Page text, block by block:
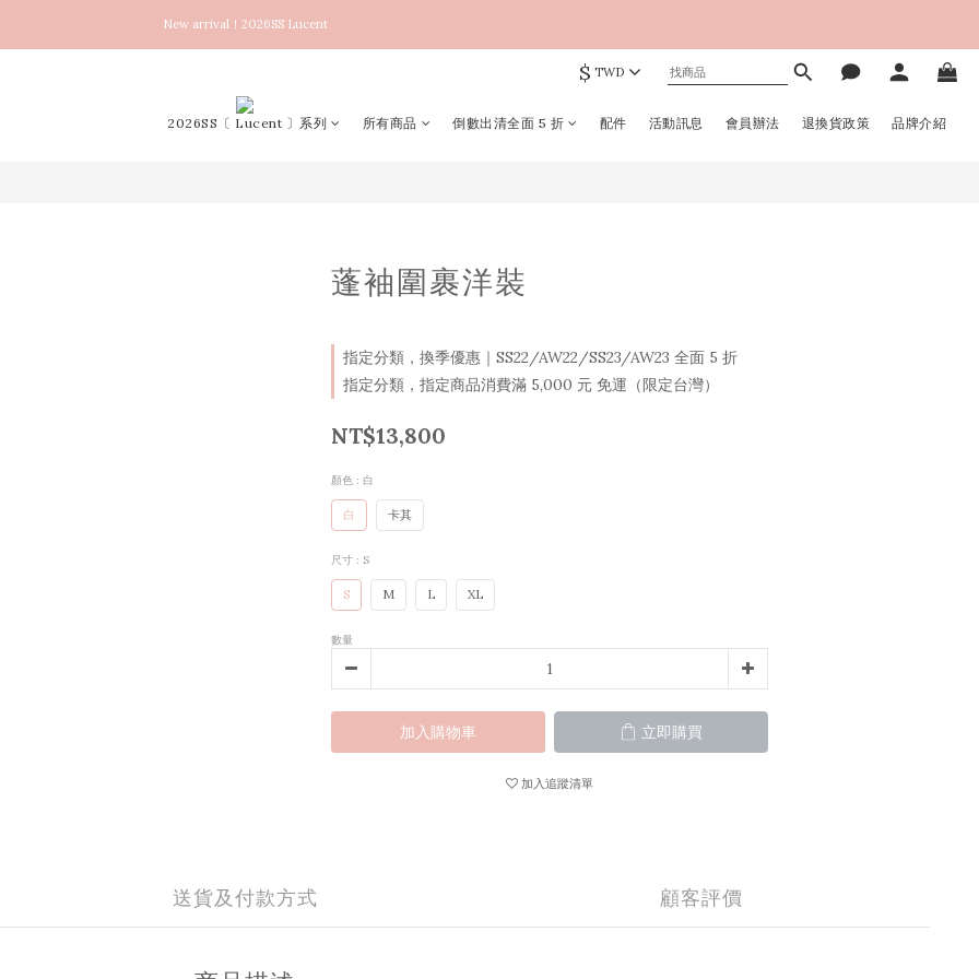
New arrival！2026SS Lucent
New arrival！2026SS Lucent
New arrival！2026SS Lucent
$ TWD
2026SS〔 Lucent 〕系列 所有商品 倒數出清全面 5 折 配件 活動訊息 會員辦法 退換貨政策 品牌介紹
蓬袖圍裹洋裝
指定分類，換季優惠｜SS22/AW22/SS23/AW23 全面 5 折
指定分類，指定商品消費滿 5,000 元 免運（限定台灣）
NT$13,800
顏色 : 白
白 卡其
尺寸 : S
S M L XL
數量
加入購物車 立即購買
加入追蹤清單
送貨及付款方式 顧客評價
立即購買